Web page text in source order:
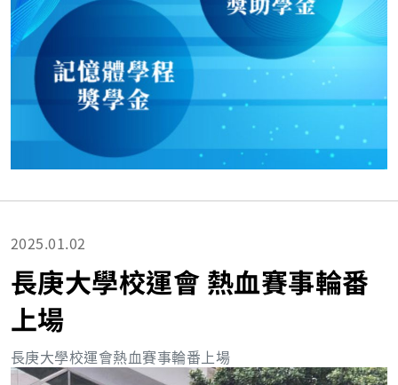
2025.01.02
長庚大學校運會 熱血賽事輪番
上場
長庚大學校運會熱血賽事輪番上場